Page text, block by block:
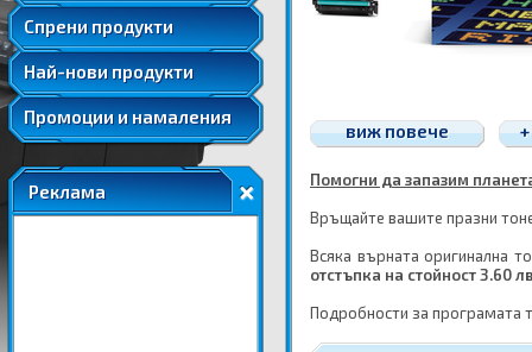
Спрени продукти
Удължени и допълнителни гаранции
Най-нови продукти
Промоции и намаления
Реклама
виж повече
Помогни да запазим
Връщайте вашите празни
Всяка върната оригинална
отстъпка на стойност 3.60
Подробности за програмата